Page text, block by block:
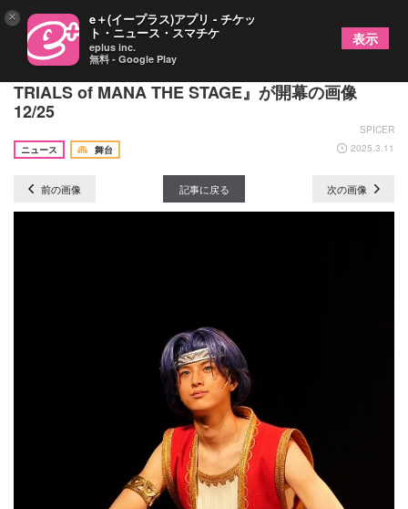
超特急の小笠原海が舞台初主演『聖剣伝説3
TRIALS of MANA THE STAGE』が開幕の画像
12/25
SPICER
ニュース
舞台 2025.3.11
前の画像 記事に戻る 次の画像
× e＋(イープラス)アプリ - チケッ
ト・ニュース・スマチケ
eplus inc.
無料 - Google Play
表示